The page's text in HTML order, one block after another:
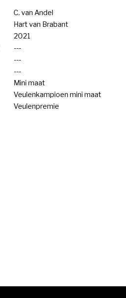
C. van Andel
Hart van Brabant
2021
---
---
---
Mini maat
Veulenkampioen mini maat
Veulenpremie